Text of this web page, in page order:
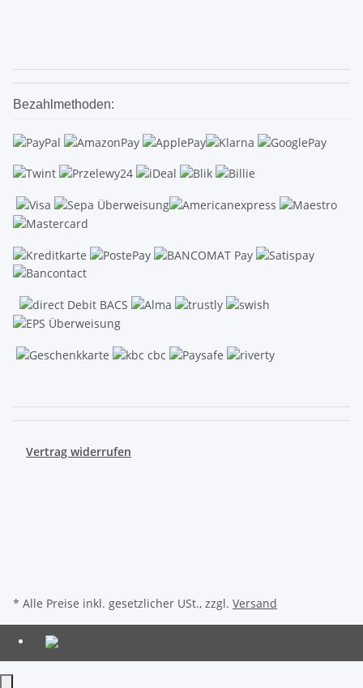
Bezahlmethoden:
Vertrag widerrufen
* Alle Preise inkl. gesetzlicher USt., zzgl. Versand